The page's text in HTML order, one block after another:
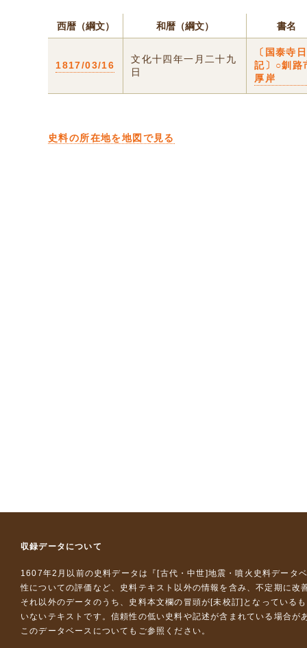
西暦（綱文） 和暦（綱文） 書名
1817/03/16
文化十四年一月二十九
日
〔国泰寺
記〕○釧路
厚岸
史料の所在地を地図で見る
収録データについて
1607年2月以前の史料データは『 [古代・中世]地震・噴火史料データ
性についての評価など、史料テキスト以外の情報を含み、不定期に改
それ以外のデータのうち、史料本文欄の冒頭が[未校訂]となっている
いないテキストです。信頼性の低い史料や記述が含まれている場合が
このデータベースについて もご参照ください。